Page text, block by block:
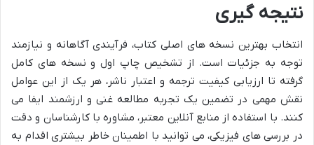
نتیجه گیری
انتخاب بهترین نسخه های اصلی کتاب، فرآیندی آگاهانه و نیازمند
توجه به جزئیات است. از تشخیص چاپ اول و نسخه های کامل
گرفته تا ارزیابی کیفیت ترجمه و اعتبار ناشر، هر یک از این عوامل
نقش مهمی در تضمین یک تجربه مطالعه غنی و ارزشمند ایفا می
کنند. با استفاده از منابع آنلاین معتبر، مشاوره با کارشناسان و دقت
در بررسی های فیزیکی، می توانید با اطمینان خاطر بیشتری اقدام به